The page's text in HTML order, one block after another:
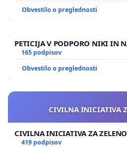
Obvestilo o preglednosti
PETICIJA V PODPORO NIKI IN
165 podpisov
Obvestilo o preglednosti
CIVILNA INICIATIVA
CIVILNA INICIATIVA ZA
419 podpisov